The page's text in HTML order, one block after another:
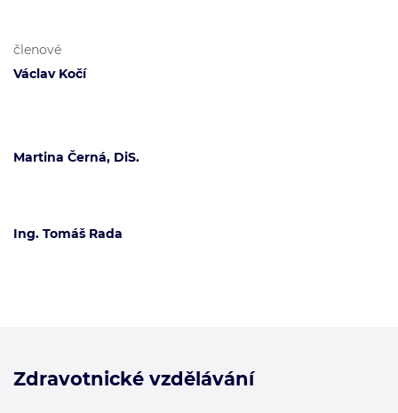
členové
Václav Kočí
Martina Černá, DiS.
Ing. Tomáš Rada
Zdravotnické vzdělávání